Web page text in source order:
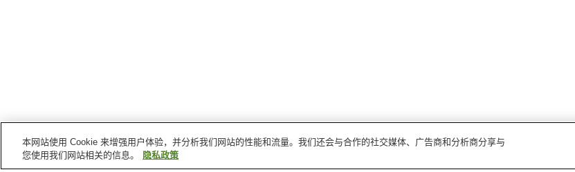
本网站使用 Cookie 来增强用户体验，并分析我们网站的性能和流量。我们还会与合作的社交媒体、广告商和分析商分享与
您使用我们网站相关的信息。
隐私政策